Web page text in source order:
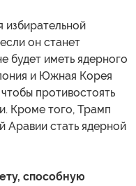
избирательной
он станет
будет иметь ядерного
и Южная Корея
противостоять
Кроме того, Трамп
Аравии стать ядерной
способную